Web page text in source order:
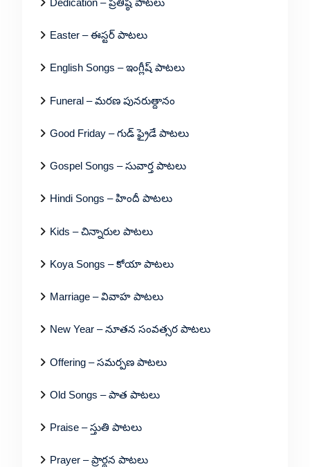
Easter – ఈస్టర్ పాటలు
English Songs – ఇంగ్లీష్ పాటలు
Funeral – మరణ పునరుత్దానం
Good Friday – గుడ్ ఫ్రైడే పాటలు
Gospel Songs – సువార్త పాటలు
Hindi Songs – హిందీ పాటలు
Kids – చిన్నారుల పాటలు
Koya Songs – కోయా పాటలు
Marriage – వివాహ పాటలు
New Year – నూతన సంవత్సర పాటలు
Offering – సమర్పణ పాటలు
Old Songs – పాత పాటలు
Praise – స్తుతి పాటలు
Prayer – ప్రార్థన పాటలు